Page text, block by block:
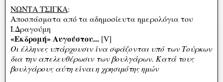
ΝΩΝΤΑ ΤΣΙΓΚΑ:
Αποσπάσματα από τα αδημοσίευτα ημερολόγια του
Ί.Δραγούμη
«Εκδρομή» Αυγούστου... [V]
Οι έλληνες υπάρχουσιν ίνα σφάζονται υπό των Τούρκων
δια την απελευθέρωσιν των βουλγάρων. Κατά τους
βουλγάρους αύτη είναι η χρησιμότης ημών